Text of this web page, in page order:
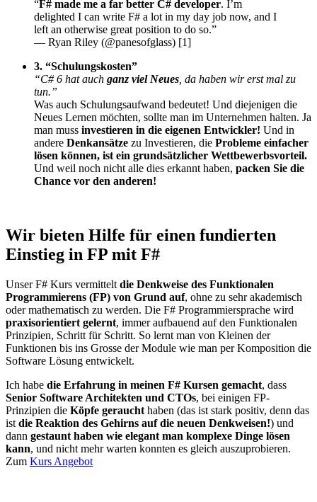
“F# made me a far better C# developer. I’m
delighted I can write F# a lot in my day job now, and I
left an otherwise great position to do so.”
— Ryan Riley (@panesofglass) [1]
3. “Schulungskosten”
“C# 6 hat auch ganz viel Neues , da haben wir erst mal zu
tun.”
Was auch Schulungsaufwand bedeutet! Und diejenigen die
Neues Lernen möchten, sollte man im Unternehmen halten. Ja
man muss investieren in die eigenen Entwickler! Und in
andere Denkansätze zu Investieren, die Probleme einfacher
lösen können, ist ein grundsätzlicher Wettbewerbsvorteil.
Und weil noch nicht alle dies erkannt haben, packen Sie die
Chance vor den anderen!
Wir bieten Hilfe für einen fundierten
Einstieg in FP mit F#
Unser F# Kurs vermittelt die Denkweise des Funktionalen
Programmierens (FP) von Grund auf, ohne zu sehr akademisch
oder mathematisch zu werden. Die F# Programmiersprache wird
praxisorientiert gelernt, immer aufbauend auf den Funktionalen
Prinzipien, Schritt für Schritt. So lernt man von Kleinen der
Funktionen bis ins Grosse der Module wie man per Komposition die
Software Lösung entwickelt.
Ich habe die Erfahrung in meinen F# Kursen gemacht, dass
Senior Software Architekten und CTOs, bei einigen FP-
Prinzipien die Köpfe geraucht haben (das ist stark positiv, denn das
ist die Reaktion des Gehirns auf die neuen Denkweisen!) und
dann gestaunt haben wie elegant man komplexe Dinge lösen
kann, und nicht mehr warten konnten es gleich auszuprobieren.
Zum Kurs Angebot